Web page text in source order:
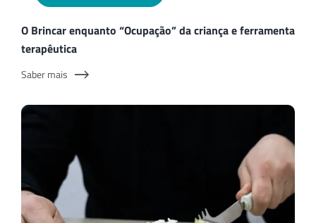
O Brincar enquanto “Ocupação” da criança e ferramenta
terapêutica
Saber mais